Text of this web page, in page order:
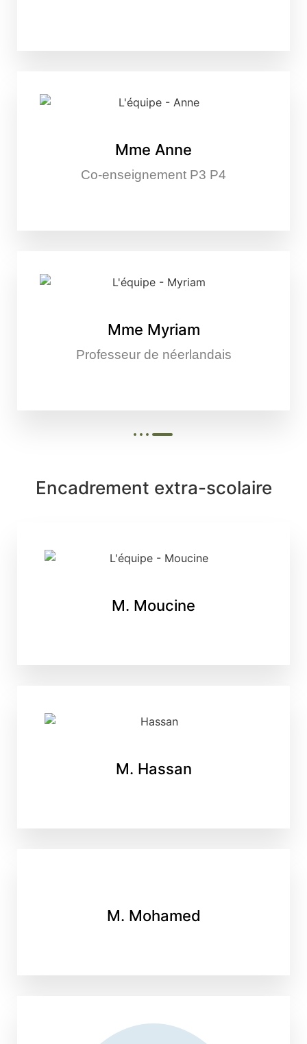
Mme Anne
Co-enseignement P3 P4
Mme Myriam
Professeur de néerlandais
Encadrement extra-scolaire
M. Moucine
M. Hassan
M. Mohamed